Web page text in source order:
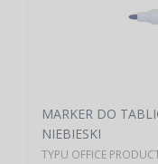
MARKER DO
NIEBIESKI
TYPU OFFICE